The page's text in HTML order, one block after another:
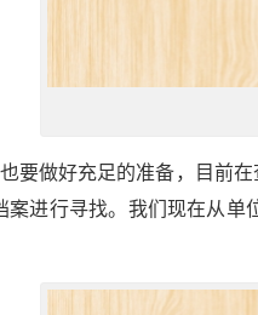
要做好充足的准备，目前
案进行寻找。我们现在从